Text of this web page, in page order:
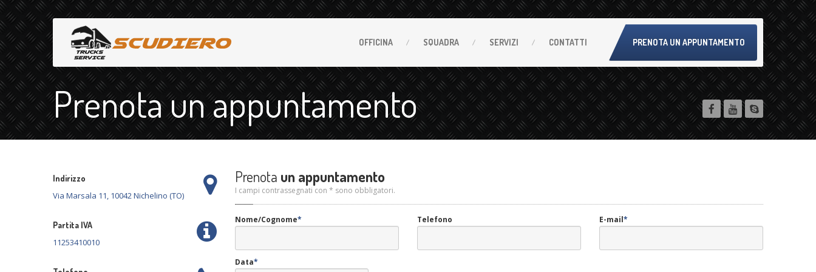
OFFICINA SQUADRA SERVIZI CONTATTI PRENOTA UN APPUNTAMENTO
Prenota un appuntamento
Indirizzo
Via Marsala 11, 10042 Nichelino (TO)
Partita IVA
11253410010
Prenota un appuntamento
I campi contrassegnati con * sono obbligatori.
Nome/Cognome* Telefono E-mail*
Data*